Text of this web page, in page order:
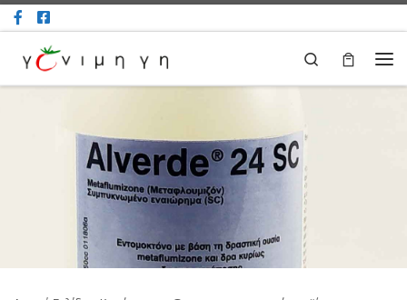
Μετάβαση στο περιεχόμενο
Search